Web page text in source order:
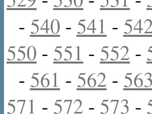
- 540 - 541 -
550 - 551 - 552 -
- 561 - 562 - 563
571 - 572 - 573 -